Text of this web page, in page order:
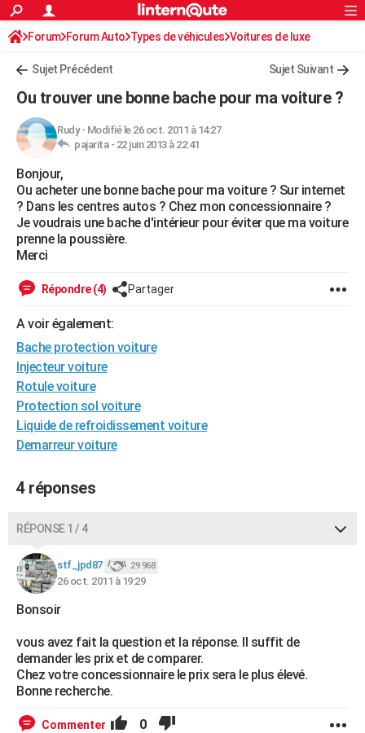
ACTUALITÉS
Politique
Société
Faits Divers
Education
Monde
Villes
+
FINANCE
Retraite
Impôts
Epargne
Immobilier
Risques naturels par ville
Banque
Assurance
Crédit
AUTO
Essais
Réserver un essai
Citadines
Berlines
SUV
Forum auto
+HIGH-TECH
Mobiles
Meilleur smartphone
Internet
Ordinateurs
Jeux vidéo
Guide high-tech
BRICOLAGE
Forum
Aménagement intérieur
Extérieur
Cuisine
Salle de bains
Jardinage
Rangement
WEEK-END
Guides de France
Escapades
Patrimoine
Expositions
Musées
Week-end nature
LIFESTYLE
SANTE
Alimentation
Guide de la santé
Maladies
Médicaments
Sommeil
VOYAGE
Destinations
City break
Voyage nature
Voyage de noces
Forum
Climat
+PHOTO
GUIDES D'ACHAT
BONS PLANS
CARTE DE VOEUX
COPAINS D'AVANT
S'inscrire
Se connecter
Lycées
Collèges
Primaires
Universités
Entreprises
Service militaire
Avis de recherche
AVIS DE DÉCÈS
FORUM
Bricolage
Lifestyle
Culture
Sport
Auto
Television
Voyage
Cinema
Rechercher
S'inscrire
Connexion
Forum Forum Auto Types de véhicules Voitures de luxe
Sujet Précédent Sujet Suivant
Ou trouver une bonne bache pour ma voiture ?
Rudy- Modifié le 26 oct. 2011 à 14:27
pajarita - 22 juin 2013 à 22:41
Bonjour,
Ou acheter une bonne bache pour ma voiture ? Sur internet
? Dans les centres autos ? Chez mon concessionnaire ?
Je voudrais une bache d'intérieur pour éviter que ma voiture
prenne la poussière.
Merci
Répondre (4) Partager
A voir également:
Bache protection voiture
Injecteur voiture
Rotule voiture
Protection sol voiture
Liquide de refroidissement voiture
Demarreur voiture
4 réponses
RÉPONSE 1 / 4
stf_jpd87 29 968
26 oct. 2011 à 19:29
Bonsoir
vous avez fait la question et la réponse. Il suffit de
demander les prix et de comparer.
Chez votre concessionnaire le prix sera le plus élevé.
Bonne recherche.
Commenter 0